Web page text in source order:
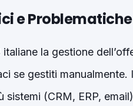
e Problematiche
la gestione
se gestiti
sistemi (CRM, ERP,